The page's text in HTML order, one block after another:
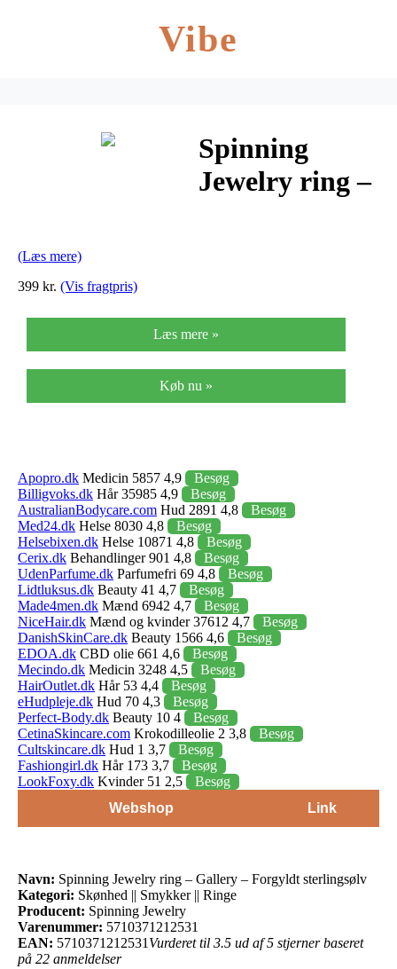
Vibe
Spinning
Jewelry ring –
(Læs mere)
399 kr. (Vis fragtpris)
Læs mere »
Køb nu »
Apopro.dk Medicin 5857 4,9
Besøg
Billigvoks.dk Hår 35985 4,9
Besøg
AustralianBodycare.com Hud 2891 4,8
Besøg
Med24.dk Helse 8030 4,8
Besøg
Helsebixen.dk Helse 10871 4,8
Besøg
Cerix.dk Behandlinger 901 4,8
Besøg
UdenParfume.dk Parfumefri 69 4,8
Besøg
Lidtluksus.dk Beauty 41 4,7
Besøg
Made4men.dk Mænd 6942 4,7
Besøg
NiceHair.dk Mænd og kvinder 37612 4,7
Besøg
DanishSkinCare.dk Beauty 1566 4,6
Besøg
EDOA.dk CBD olie 661 4,6
Besøg
Mecindo.dk Medicin 3248 4,5
Besøg
HairOutlet.dk Hår 53 4,4
Besøg
eHudpleje.dk Hud 70 4,3
Besøg
Perfect-Body.dk Beauty 10 4
Besøg
CetinaSkincare.com Krokodilleolie 2 3,8
Besøg
Cultskincare.dk Hud 1 3,7
Besøg
Fashiongirl.dk Hår 173 3,7
Besøg
LookFoxy.dk Kvinder 51 2,5
Besøg
Webshop
Link
Navn: Spinning Jewelry ring – Gallery – Forgyldt sterlingsølv
Kategori: Skønhed || Smykker || Ringe
Producent: Spinning Jewelry
Varenummer: 5710371212531
EAN: 5710371212531 Vurderet til 3.5 ud af 5 stjerner baseret
på 22 anmeldelser